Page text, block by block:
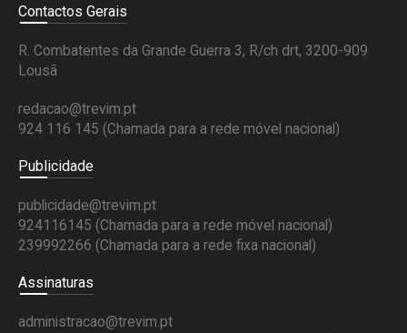
Contactos Gerais
R. Combatentes da Grande Guerra 3, R/ch drt, 3200-909
Lousã
redacao@trevim.pt
924 116 145 (Chamada para a rede móvel nacional)
Publicidade
publicidade@trevim.pt
924116145 (Chamada para a rede móvel nacional)
239992266 (Chamada para a rede fixa nacional)
Assinaturas
administracao@trevim.pt